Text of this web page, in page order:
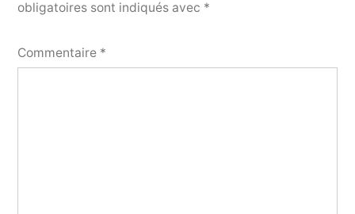
obligatoires sont indiqués avec *
Commentaire *